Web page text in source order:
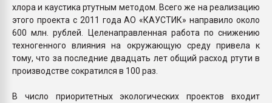
хлора и каустика ртутным методом. Всего же на реализацию
этого проекта с 2011 года АО «КАУСТИК» направило около
600 млн. рублей. Целенаправленная работа по снижению
техногенного влияния на окружающую среду привела к
тому, что за последние двадцать лет общий расход ртути в
производстве сократился в 100 раз.
В число приоритетных экологических проектов входит